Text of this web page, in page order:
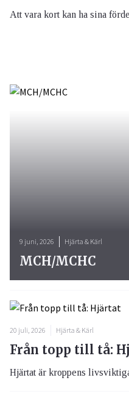
Att vara kort kan ha sina
20 juli, 2026 Hjärta & Kärl
Från topp till tå:
Hjärtat är kroppens
9 juni, 2026 Hjärta & Kärl
MCH/MCHC